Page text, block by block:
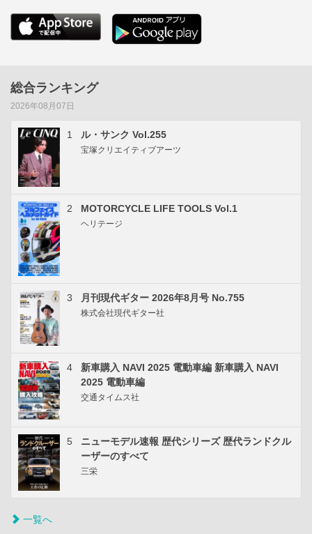
総合ランキング
2026年08月07日
1 ル・サンク Vol.255
宝塚クリエイティブアーツ
2 MOTORCYCLE LIFE TOOLS Vol.1
ヘリテージ
3 月刊現代ギター 2026年8月号 No.755
株式会社現代ギター社
4
新車購入 NAVI 2025 電動車編 新車購入 NAVI
2025 電動車編
交通タイムス社
5
ニューモデル速報 歴代シリーズ 歴代ランドクル
ーザーのすべて
三栄
一覧へ